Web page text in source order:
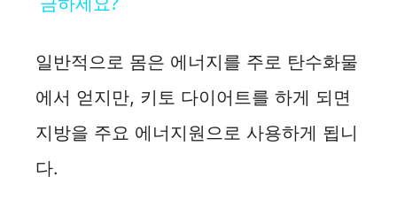
y
V
일반적으로 몸은 에너지를 주로 탄수화물
에서 얻지만, 키토 다이어트를 하게 되면
지방을 주요 에너지원으로 사용하게 됩니
다.